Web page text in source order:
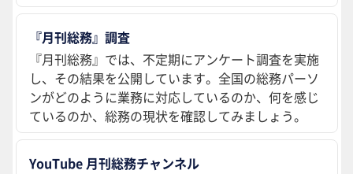
『月刊総務』調査
『月刊総務』では、不定期にアンケート調査を実施
し、その結果を公開しています。全国の総務パーソ
ンがどのように業務に対応しているのか、何を感じ
ているのか、総務の現状を確認してみましょう。
YouTube 月刊総務チャンネル